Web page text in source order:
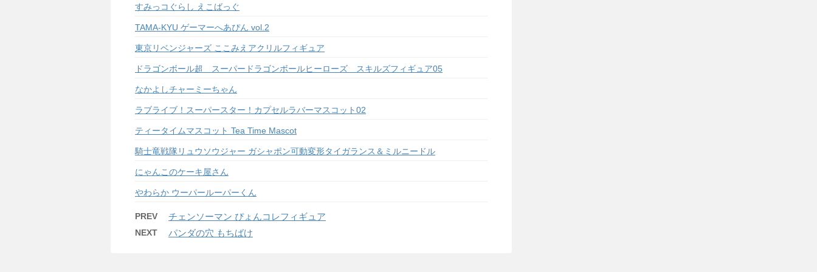
すみっコぐらし えこばっぐ
TAMA-KYU ゲーマーへあぴん vol.2
東京リベンジャーズ ここみえアクリルフィギュア
ドラゴンボール超 スーパードラゴンボールヒーローズ スキルズフィギュア05
なかよしチャーミーちゃん
ラブライブ！スーパースター！カプセルラバーマスコット02
ティータイムマスコット Tea Time Mascot
騎士竜戦隊リュウソウジャー ガシャポン可動変形タイガランス＆ミルニードル
にゃんこのケーキ屋さん
やわらか ウーパールーパーくん
PREV チェンソーマン ぴょんコレフィギュア
NEXT パンダの穴 もちばけ